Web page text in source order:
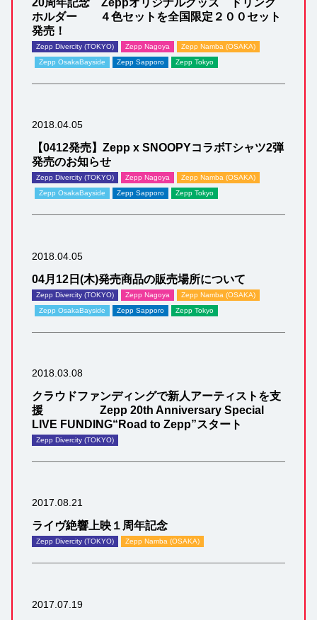
Zepp Divercity (TOKYO) Zepp Nagoya
Zepp Namba (OSAKA)
Zepp OsakaBayside
Zepp Sapporo Zepp Tokyo
20周年記念 Zeppオリジナルグッズ ドリンク
ホルダー ４色セットを全国限定２００セット
発売！
2018.04.05
Zepp Divercity (TOKYO) Zepp Nagoya
Zepp Namba (OSAKA)
Zepp OsakaBayside
Zepp Sapporo Zepp Tokyo
【0412発売】Zepp x SNOOPYコラボTシャツ2弾
発売のお知らせ
2018.04.05
Zepp Divercity (TOKYO) Zepp Nagoya
Zepp Namba (OSAKA)
Zepp OsakaBayside
Zepp Sapporo Zepp Tokyo
04月12日(木)発売商品の販売場所について
2018.03.08
Zepp Divercity (TOKYO)
クラウドファンディングで新人アーティストを支
援 Zepp 20th Anniversary Special
LIVE FUNDING“Road to Zepp”スタート
2017.08.21
Zepp Divercity (TOKYO) Zepp Namba (OSAKA)
ライヴ絶響上映１周年記念
2017.07.19